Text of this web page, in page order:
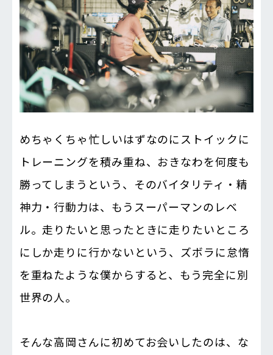
めちゃくちゃ忙しいはずなのにストイックに
トレーニングを積み重ね、おきなわを何度も
勝ってしまうという、そのバイタリティ・精
神力・行動力は、もうスーパーマンのレベ
ル。走りたいと思ったときに走りたいところ
にしか走りに行かないという、ズボラに怠惰
を重ねたような僕からすると、もう完全に別
世界の人。
そんな高岡さんに初めてお会いしたのは、な